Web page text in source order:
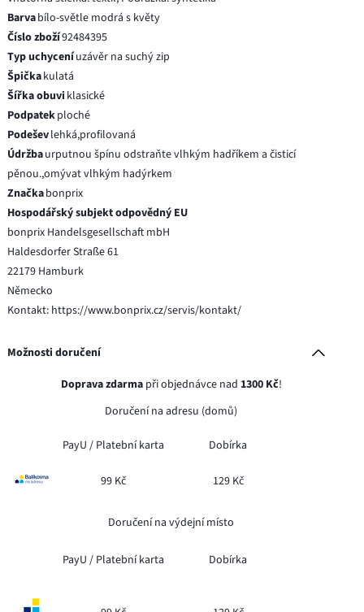
Barvabílo-světle modrá s květy
Číslo zboží92484395
Typ uchyceníuzávěr na suchý zip
Špičkakulatá
Šířka obuvi klasické
Podpatekploché
Podeševlehká,profilovaná
Údržbaurputnou špínu odstraňte vlhkým hadříkem a čisticí
pěnou.,omývat vlhkým hadýrkem
Značkabonprix
Hospodářský subjekt odpovědný EU
bonprix Handelsgesellschaft mbH
Haldesdorfer Straße 61
22179 Hamburk
Německo
Kontakt: https://www.bonprix.cz/servis/kontakt/
Možnosti doručení
Doprava zdarmapři objednávce nad 1300 Kč!
Doručení na adresu (domů)
PayU / Platební karta Dobírka
99 Kč 129 Kč
Doručení na výdejní místo
PayU / Platební karta Dobírka